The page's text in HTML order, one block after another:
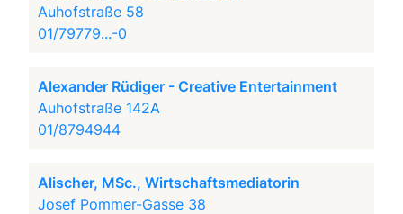
Auhofstraße 58
01/79779...-0
Alexander Rüdiger - Creative Entertainment
Auhofstraße 142A
01/8794944
Alischer, MSc., Wirtschaftsmediatorin
Josef Pommer-Gasse 38